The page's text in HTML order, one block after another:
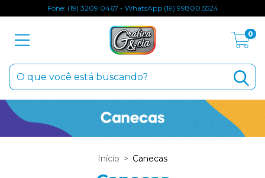
Fone: (19) 3209.0467 - WhatsApp (19) 99800.5524
0
Início > Canecas